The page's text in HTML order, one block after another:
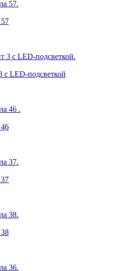
с LED-подсветкой